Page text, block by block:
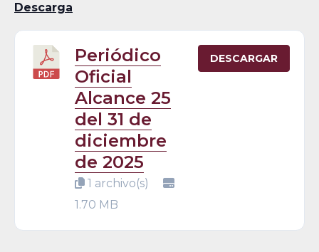
Descarga
Periódico
Oficial
Alcance 25
del 31 de
diciembre
de 2025
1 archivo(s)
1.70 MB
DESCARGAR